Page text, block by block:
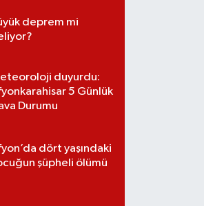
deprem mi
duyurdu:
5 Günlük
Durumu
dört yaşındaki
şüpheli ölümü